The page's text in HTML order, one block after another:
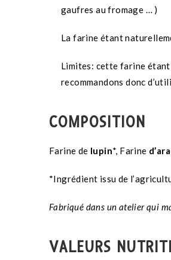
gaufres au fromage … )
La farine étant
Limites: cette farine
recommandons donc
COMPOSITION
Farine de lupin*, Farine
*Ingrédient issu de
Fabriqué dans un atelier qui
VALEURS